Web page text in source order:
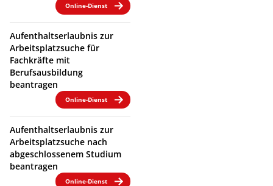
Online-Dienst
Aufenthaltserlaubnis zur
Arbeitsplatzsuche für
Fachkräfte mit
Berufsausbildung
beantragen
Online-Dienst
Aufenthaltserlaubnis zur
Arbeitsplatzsuche nach
abgeschlossenem Studium
beantragen
Online-Dienst